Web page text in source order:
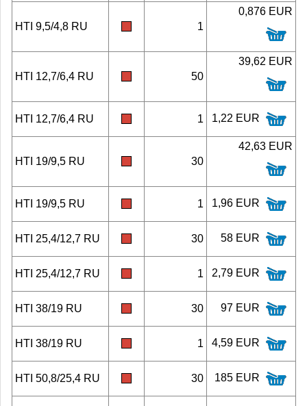
HTI 9,5/4,8 RU 1
0,876 EUR
HTI 12,7/6,4 RU 50
39,62 EUR
HTI 12,7/6,4 RU 1 1,22 EUR
HTI 19/9,5 RU 30
42,63 EUR
HTI 19/9,5 RU 1 1,96 EUR
HTI 25,4/12,7 RU 30 58 EUR
HTI 25,4/12,7 RU 1 2,79 EUR
HTI 38/19 RU 30 97 EUR
HTI 38/19 RU 1 4,59 EUR
HTI 50,8/25,4 RU 30 185 EUR